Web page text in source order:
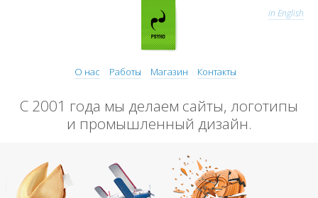
О нас Работы Магазин Контакты
in English
С 2001 года мы делаем сайты, логотипы
и промышленный дизайн.